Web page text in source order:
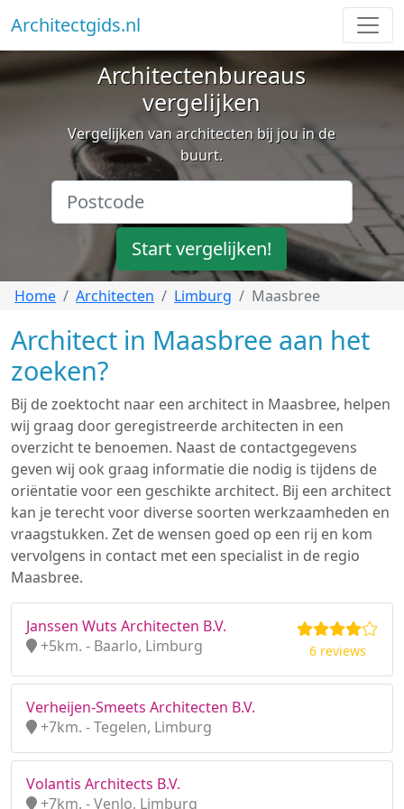
Architectgids.nl
Architectenbureaus
vergelijken
Vergelijken van architecten bij jou in de
buurt.
Start vergelijken!
Home Architecten Limburg Maasbree
Architect in Maasbree aan het
zoeken?
Bij de zoektocht naar een architect in Maasbree, helpen
wij graag door geregistreerde architecten in een
overzicht te benoemen. Naast de contactgegevens
geven wij ook graag informatie die nodig is tijdens de
oriëntatie voor een geschikte architect. Bij een architect
kan je terecht voor diverse soorten werkzaamheden en
vraagstukken. Zet de wensen goed op een rij en kom
vervolgens in contact met een specialist in de regio
Maasbree.
Janssen Wuts Architecten B.V.
+5km. - Baarlo, Limburg
6 reviews
Verheijen-Smeets Architecten B.V.
+7km. - Tegelen, Limburg
Volantis Architects B.V.
+7km. - Venlo, Limburg